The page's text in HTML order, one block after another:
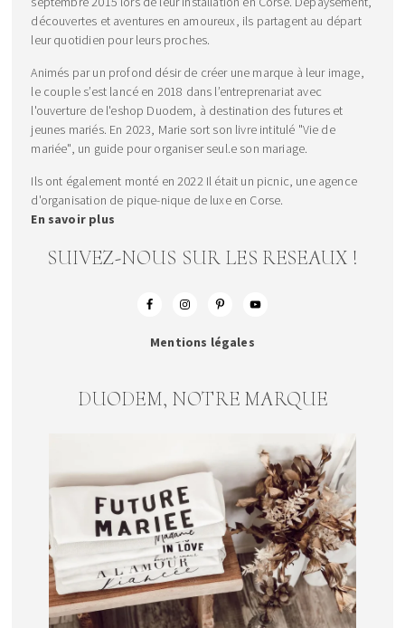
découvertes et aventures en amoureux, ils partagent au départ
leur quotidien pour leurs proches.
Animés par un profond désir de créer une marque à leur image,
le couple s’est lancé en 2018 dans l’entreprenariat avec
l'ouverture de l'eshop Duodem, à destination des futures et
jeunes mariés. En 2023, Marie sort son livre intitulé "Vie de
mariée", un guide pour organiser seul.e son mariage.
Ils ont également monté en 2022 Il était un picnic, une agence
d'organisation de pique-nique de luxe en Corse.
En savoir plus
SUIVEZ-NOUS SUR LES RESEAUX !
Mentions légales
DUODEM, NOTRE MARQUE